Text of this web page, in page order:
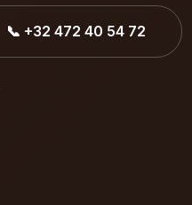
📞 +32 472 40 54 72